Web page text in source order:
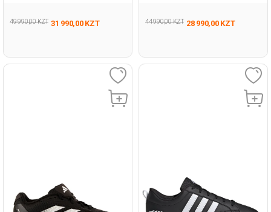
49 990,00 KZT 31 990,00 KZT 44 990,00 KZT 28 990,00 KZT